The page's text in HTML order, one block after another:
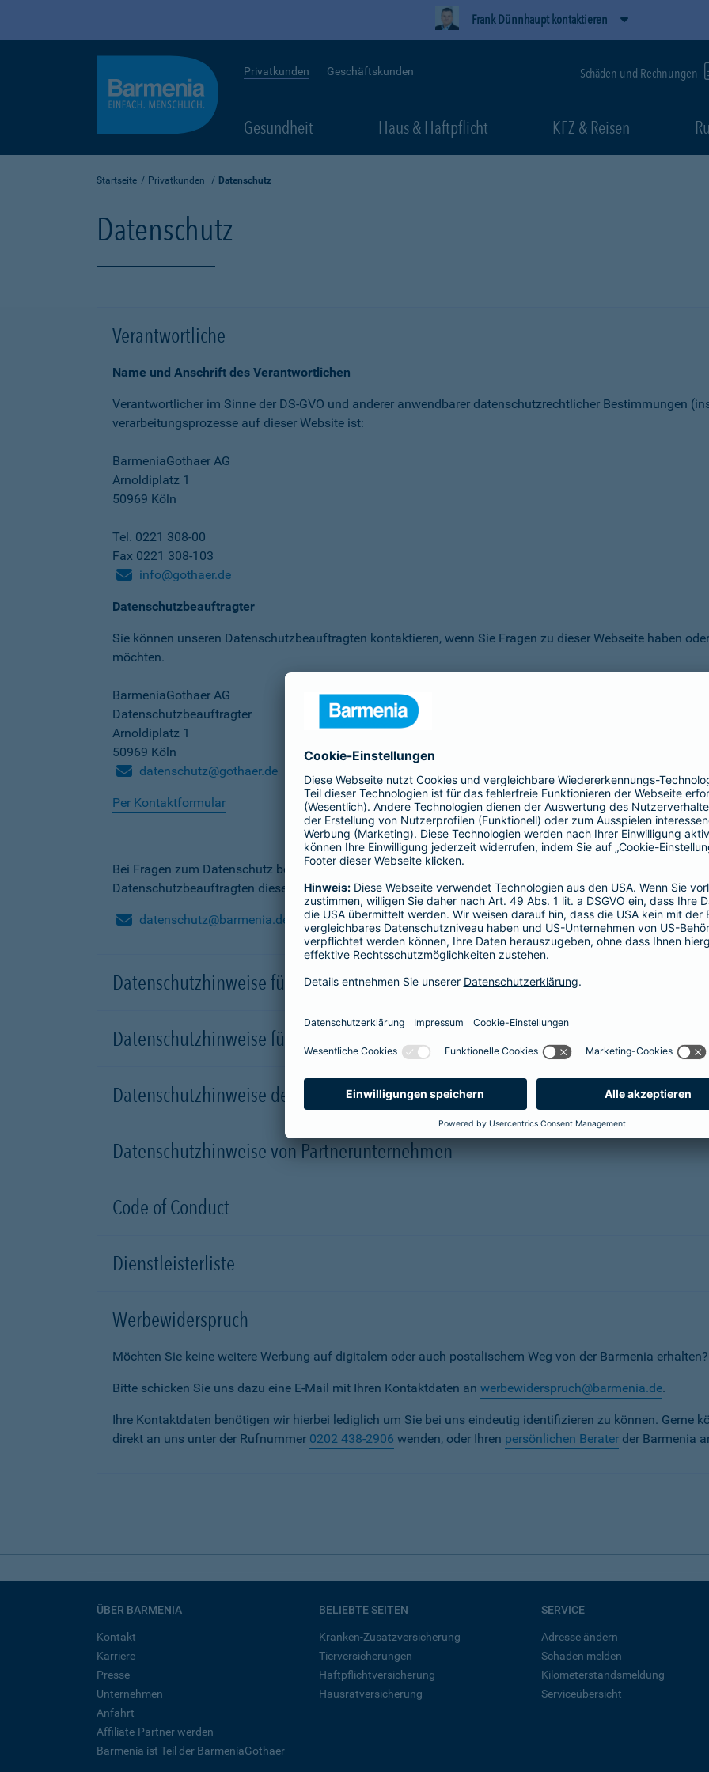
Frank Dünnhaupt kontaktieren
Privatkunden Geschäftskunden Schäden und Rechnungen
Gesundheit Haus & Haftpflicht KFZ & Reisen
Startseite Privatkunden Datenschutz
Datenschutz
Verantwortliche
Name und Anschrift des Verantwortlichen
Verantwortlicher im Sinne der DS-GVO und anderer anwendbarer datenschutz­rechtlicher Bestimmungen
verarbeitungs­prozesse auf dieser Website ist:
BarmeniaGothaer AG
Arnoldiplatz 1
50969 Köln
Tel. 0221 308-00
Fax 0221 308-103
info@gothaer.de
Datenschutzbeauftragter
Sie können unseren Datenschutz­beauftragten kontaktieren, wenn Sie Fragen zu dieser Webseite haben
möchten.
BarmeniaGothaer AG
Datenschutzbeauftragter
Arnoldiplatz 1
50969 Köln
datenschutz@gothaer.de
Per Kontaktformular
Bei Fragen zum Datenschutz bei der Barmenia Krankenversicherung AG und der Barmenia Allgemeine
Datenschutzbeauftragten dieser Gesellschaften kontaktieren.
datenschutz@barmenia.de
Datenschutzhinweise für Besucher der Webseite
Datenschutzhinweise für Onlinepräsenzen in sozialen Medien
Datenschutzhinweise der Versicherungsunternehmen
Datenschutzhinweise von Partnerunternehmen
Code of Conduct
Dienstleisterliste
Werbewiderspruch
Möchten Sie keine weitere Werbung auf digitalem oder auch postalischem Weg von der Barmenia
Bitte schicken Sie uns dazu eine E-Mail mit Ihren Kontaktdaten an werbewiderspruch@barmenia.de.
Ihre Kontaktdaten benötigen wir hierbei lediglich um Sie bei uns eindeutig identifizieren zu können. Gerne
direkt an uns unter der Rufnummer 0202 438-2906 wenden, oder Ihren persönlichen Berater der Barmenia
ÜBER BARMENIA
Kontakt
Karriere
Presse
Unternehmen
Anfahrt
Affiliate-Partner werden
Barmenia ist Teil der BarmeniaGothaer
BELIEBTE SEITEN
Kranken-Zusatzversicherung
Tierversicherungen
Haftpflichtversicherung
Hausratversicherung
SERVICE
Adresse ändern
Schaden melden
Kilometerstandsmeldung
Serviceübersicht